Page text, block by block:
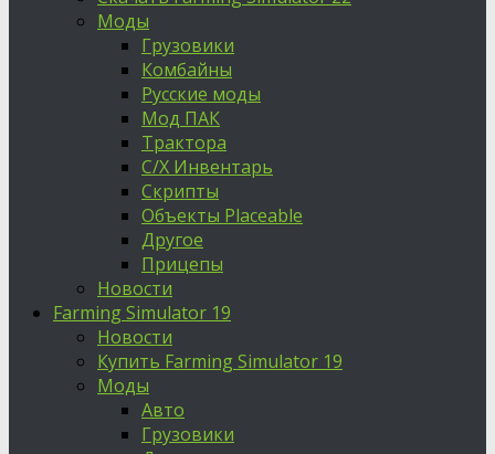
Моды
Грузовики
Комбайны
Русские моды
Мод ПАК
Трактора
С/Х Инвентарь
Скрипты
Объекты Placeable
Другое
Прицепы
Новости
Farming Simulator 19
Новости
Купить Farming Simulator 19
Моды
Авто
Грузовики